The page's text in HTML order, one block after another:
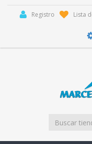
Registro Lista